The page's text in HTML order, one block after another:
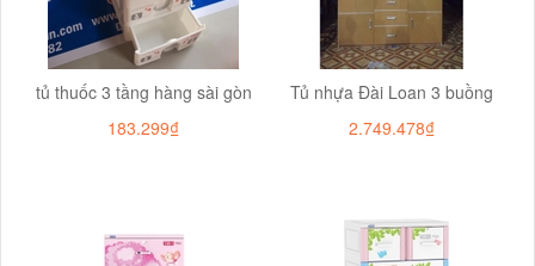
tủ thuốc 3 tầng hàng sài gòn
183.299₫
Tủ nhựa Đài Loan 3 buồng
2.749.478₫